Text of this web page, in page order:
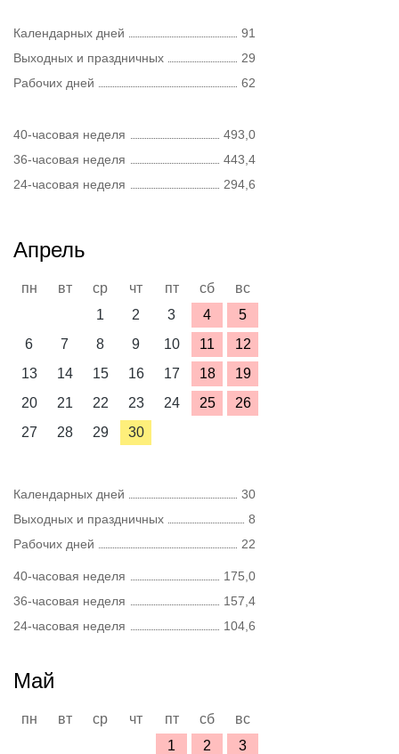
Календарных дней
91
Выходных и праздничных
29
Рабочих дней
62
40-часовая неделя
493,0
36-часовая неделя
443,4
24-часовая неделя
294,6
Апрель
пн вт ср чт пт сб
вс
1
2 3 4
5
6
7 8 9 10 11
12
13
14 15 16 17 18
19
20
21 22 23 24 25
26
27
28 29 30
Календарных дней
30
Выходных и праздничных
8
Рабочих дней
22
40-часовая неделя
175,0
36-часовая неделя
157,4
24-часовая неделя
104,6
Май
пн вт ср чт пт сб
вс
1
2
3